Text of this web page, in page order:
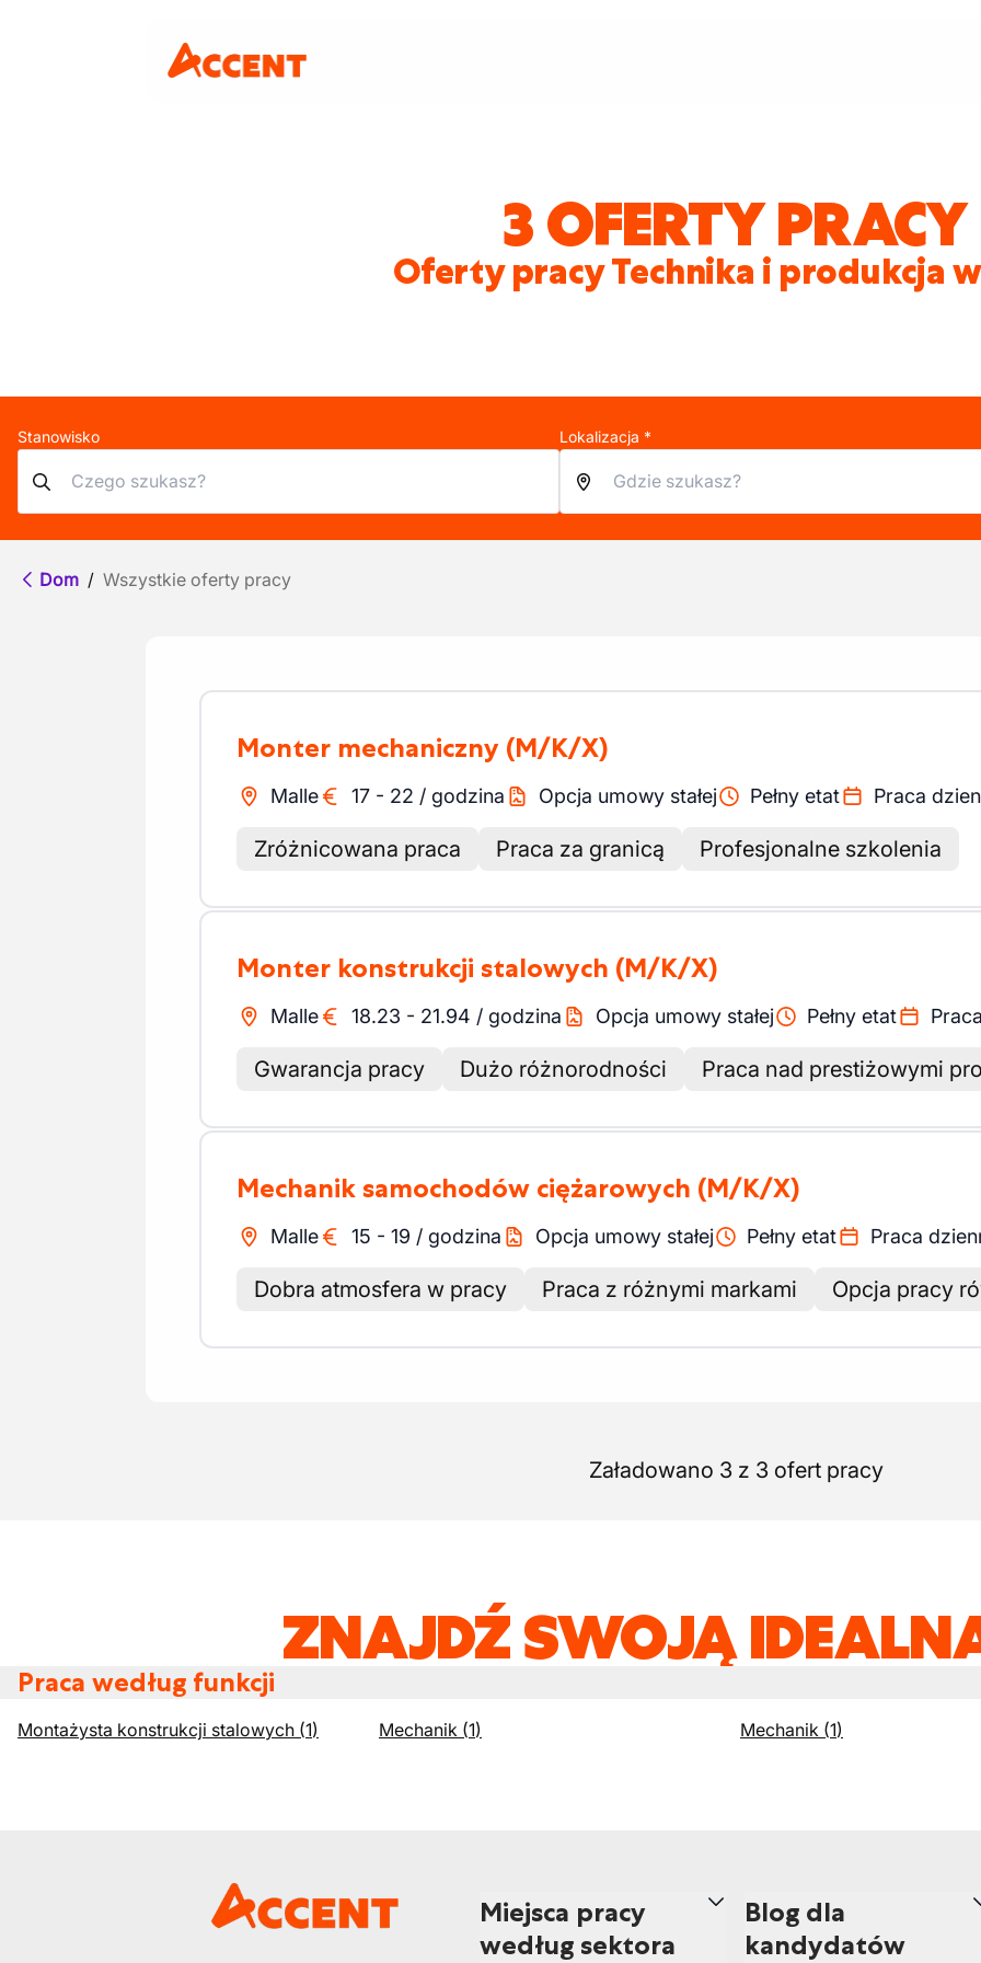
3 OFERTY PRACY
Oferty pracy Technika i produkcja
Stanowisko Lokalizacja *
Dom / Wszystkie oferty pracy
Monter mechaniczny (M/K/X)
Malle 17 - 22 / godzina Opcja umowy stałej Pełny etat Praca
Zróżnicowana praca Praca za granicą Profesjonalne szkolenia
Monter konstrukcji stalowych (M/K/X)
Malle 18.23 - 21.94 / godzina Opcja umowy stałej Pełny etat
Gwarancja pracy Dużo różnorodności Praca nad prestiżowymi
Mechanik samochodów ciężarowych (M/K/X)
Malle 15 - 19 / godzina Opcja umowy stałej Pełny etat Praca
Dobra atmosfera w pracy Praca z różnymi markami Opcja pracy
Załadowano 3 z 3 ofert pracy
ZNAJDŹ SWOJĄ
Praca według funkcji
Montażysta konstrukcji stalowych (1) Mechanik (1) Mechanik (1)
Miejsca pracy
według sektora
Blog dla
kandydatów